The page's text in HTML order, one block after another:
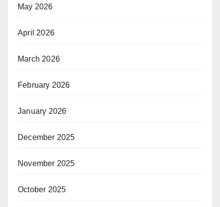
May 2026
April 2026
March 2026
February 2026
January 2026
December 2025
November 2025
October 2025